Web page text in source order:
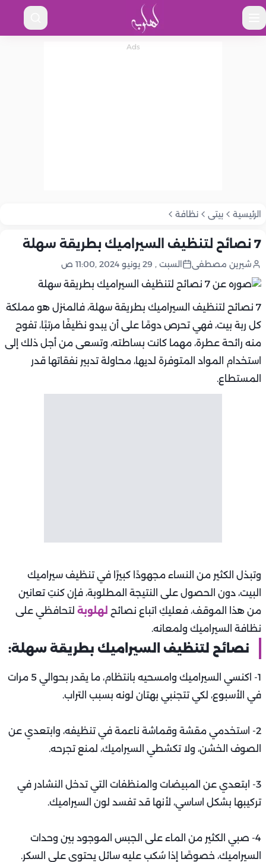
الرئيسية بيتى نظافة
7 نصائح لتنظيف السيراميك بطريقة سهلة
شيرين مصطفى السبت , 29 يونيو 2024 ,11:00 ص
7 نصائح لتنظيف السيراميك بطريقة سهلة، فالمنزل هو مملكة
كل ربة بيت، فهي تحرص دومًا على أن يبدو نظيفًا مرتبًا، تفوح
منه رائحة عطرة، مهما كانت بساطته، وتسعى من أجل ذلك إلى
استخدام المواد المتوفرة لديها، محاولة تدبير نفقاتها قدر
المستطاع.
وتبذل الكثير من النساء مجهودًا كبيرًا في تنظيف سيراميك
البيت، دون الحصول على النتيجة المطلوبة، فإن كنتِ تعانين
من هذا الموقف، فعليكِ اتباع نصائح لهلوبة لتحافظي على
نظافة السيراميك ولمعانه.
نصائح لتنظيف السيراميك بطريقة سهلة:
1- اكنسي السيراميك وامسحيه بانتظام، ما يقدر بحوالي 5 مرات
في الأسبوع، لكي تتجنبي بهتان لونه بسبب التراب.
2- استخدمي مقشة وقماشة ناعمة في تنظيفه، وابتعدي عن
الصوف الخشن، ولا تكشطي السيراميك، لمنع تجرحه.
3- ابتعدي عن المبيضات والمنظفات التي تدخل النشادر في
تركيبها بشكل اساسي، لأنها قد تفسد لون السيراميك.
4- صبي الكثير من الماء على الجبس الموجود بين وحدات
السيراميك، خصوصًا إذا سُكب عليه سائل يحتوي على السكر.